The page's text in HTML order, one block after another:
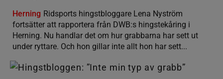
Herning Ridsports hingstbloggare Lena Nyström
fortsätter att rapportera från DWB:s hingstekåring i
Herning. Nu handlar det om hur grabbarna har sett ut
under ryttare. Och hon gillar inte allt hon har sett...